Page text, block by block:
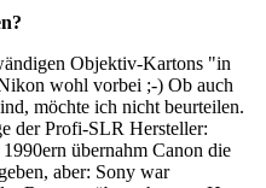
Objektiv-Kartons "in
wohl vorbei ;-) Ob auch
möchte ich nicht beurteilen.
der Profi-SLR Hersteller:
übernahm Canon die
aber: Sony war